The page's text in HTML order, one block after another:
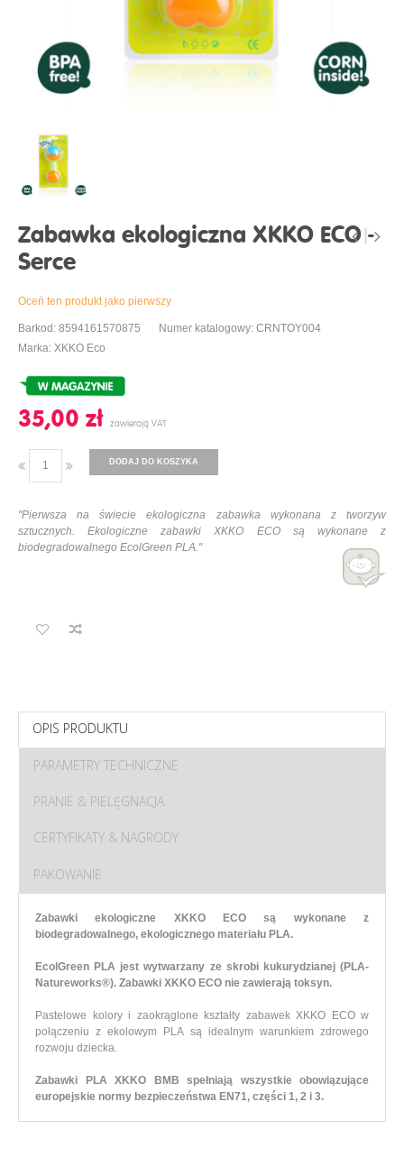
Zabawka ekologiczna XKKO ECO -
Serce
Oceń ten produkt jako pierwszy
Barkod: 8594161570875
Numer katalogowy: CRNTOY004
Marka: XKKO Eco
35,00 ‎zł
DODAJ DO KOSZYKA
"Pierwsza na świecie ekologiczna zabawka wykonana z tworzyw
sztucznych. Ekologiczne zabawki XKKO ECO są wykonane z
biodegradowalnego EcolGreen PLA."
OPIS PRODUKTU
PARAMETRY TECHNICZNE
PRANIE & PIELĘGNACJA
CERTYFIKATY & NAGRODY
PAKOWANIE
Zabawki ekologiczne XKKO ECO są wykonane z
biodegradowalnego, ekologicznego materiału PLA.
EcolGreen PLA jest wytwarzany ze skrobi kukurydzianej (PLA-
Natureworks®). Zabawki XKKO ECO nie zawierają toksyn.
Pastelowe kolory i zaokrąglone kształty zabawek XKKO ECO w
połączeniu z ekolowym PLA są idealnym warunkiem zdrowego
rozwoju dziecka.
Zabawki PLA XKKO BMB spełniają wszystkie obowiązujące
europejskie normy bezpieczeństwa EN71, części 1, 2 i 3.